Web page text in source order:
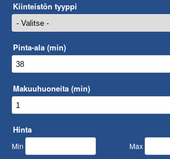
Kiinteistön tyyppi
Pinta-ala (min)
Makuuhuoneita (min)
Hinta
Min Max